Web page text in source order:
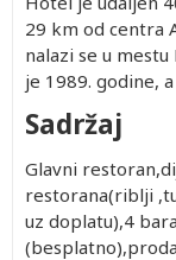
29 km od centra
nalazi se u
je 1989. godine,
Sadržaj
Glavni
restorana(riblji
uz doplatu),4